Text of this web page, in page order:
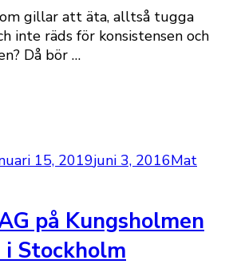
gillar att äta, alltså tugga
inte räds för konsistensen och
Då bör …
15, 2019juni 3, 2016Mat
på Kungsholmen
Stockholm